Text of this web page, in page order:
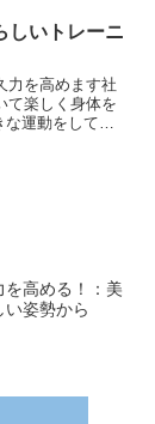
上...
しいトレーニ
力を高めます社
て楽しく身体を
運動をしてい
を高める！：美
い姿勢から